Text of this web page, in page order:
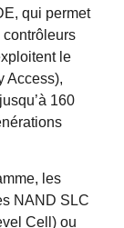
qui permet
le
Access),
160
les
NAND SLC
Cell) ou